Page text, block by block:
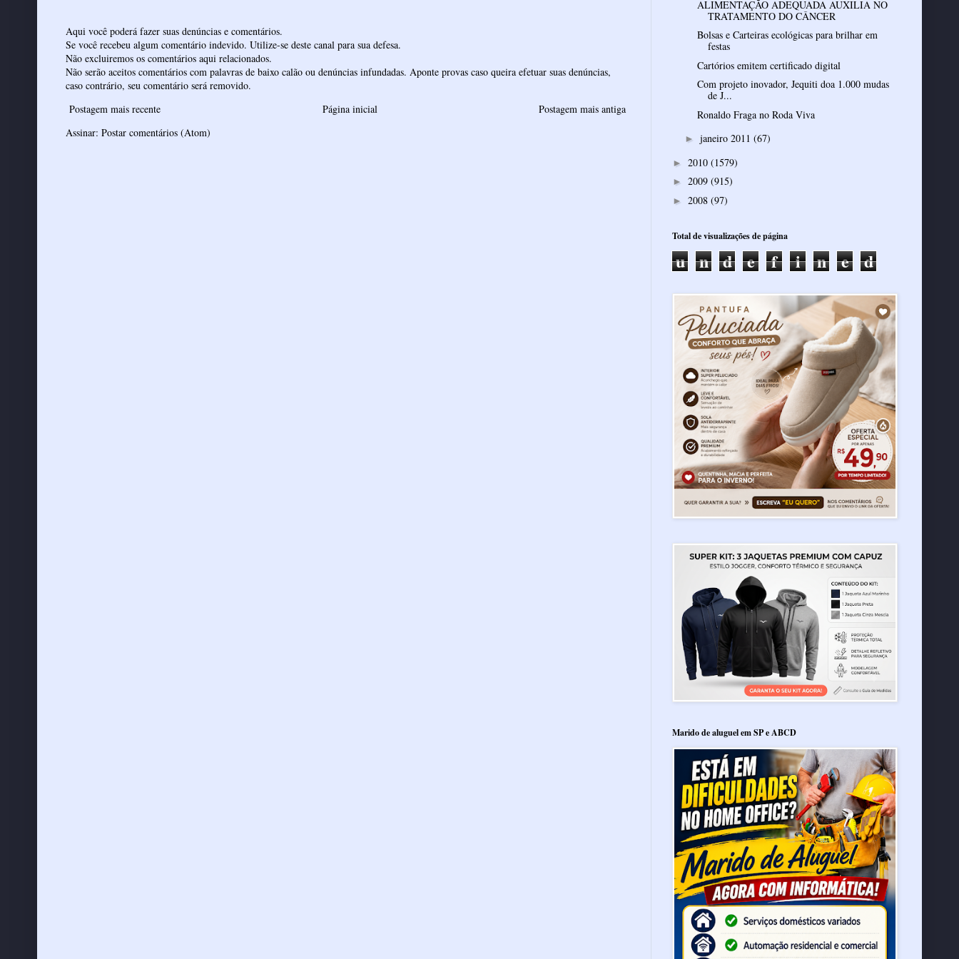
Aqui você poderá fazer suas denúncias e comentários.
Se você recebeu algum comentário indevido. Utilize-se deste canal para sua defesa.
Não excluiremos os comentários aqui relacionados.
Não serão aceitos comentários com palavras de baixo calão ou denúncias infundadas. Aponte provas caso queira efetuar suas denúncias,
caso contrário, seu comentário será removido.
Postagem mais recente
Postagem mais antiga
Página inicial
Assinar: Postar comentários (Atom)
ALIMENTAÇÃO ADEQUADA AUXILIA NO
TRATAMENTO DO CÂNCER
Bolsas e Carteiras ecológicas para brilhar em
festas
Cartórios emitem certificado digital
Com projeto inovador, Jequiti doa 1.000 mudas
de J...
Ronaldo Fraga no Roda Viva
► janeiro 2011 (67)
► 2010 (1579)
► 2009 (915)
► 2008 (97)
Total de visualizações de página
u n d e f i n e d
Marido de aluguel em SP e ABCD